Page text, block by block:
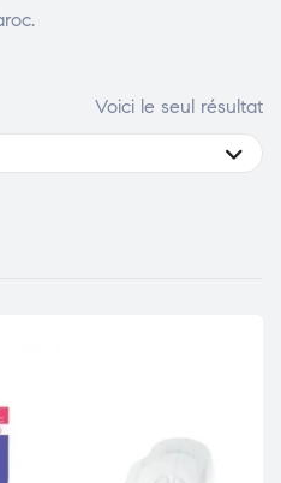
Voici le seul résultat